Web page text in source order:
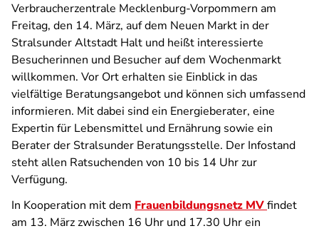
Verbraucherzentrale Mecklenburg-Vorpommern am
Freitag, den 14. März, auf dem Neuen Markt in der
Stralsunder Altstadt Halt und heißt interessierte
Besucherinnen und Besucher auf dem Wochenmarkt
willkommen. Vor Ort erhalten sie Einblick in das
vielfältige Beratungsangebot und können sich umfassend
informieren. Mit dabei sind ein Energieberater, eine
Expertin für Lebensmittel und Ernährung sowie ein
Berater der Stralsunder Beratungsstelle. Der Infostand
steht allen Ratsuchenden von 10 bis 14 Uhr zur
Verfügung.
In Kooperation mit dem Frauenbildungsnetz MVfindet
am 13. März zwischen 16 Uhr und 17.30 Uhr ein